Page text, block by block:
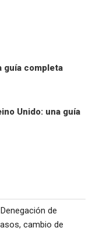
guía completa
Unido: una guía
de
cambio de